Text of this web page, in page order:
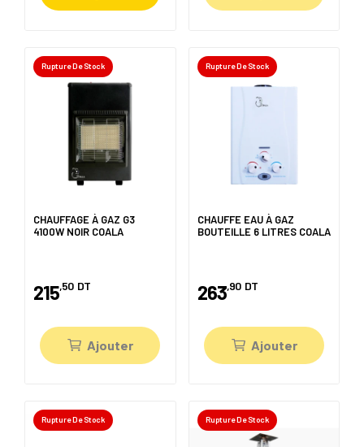
Rupture De Stock
CHAUFFAGE À GAZ G3
4100W NOIR COALA
215,50 DT
Ajouter
Rupture De Stock
CHAUFFE EAU À GAZ
BOUTEILLE 6 LITRES COALA
263,90 DT
Ajouter
Rupture De Stock Rupture De Stock